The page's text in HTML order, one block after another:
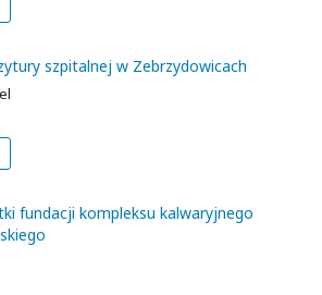
szpitalnej w Zebrzydowicach
fundacji kompleksu kalwaryjnego